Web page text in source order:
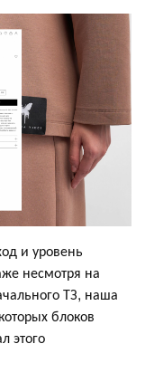
и уровень
несмотря на
ТЗ, наша
блоков
этого